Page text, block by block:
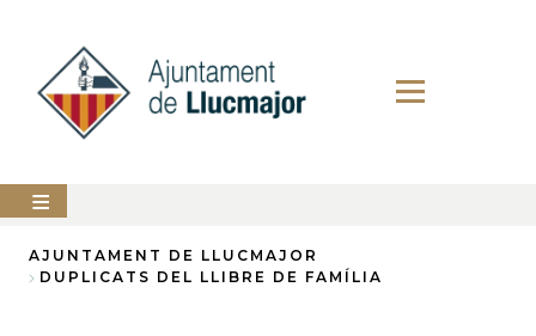
AJUNTAMENT
AJUNTAMENT DE LLUCMAJOR
DUPLICATS DEL LLIBRE DE FAMÍLIA